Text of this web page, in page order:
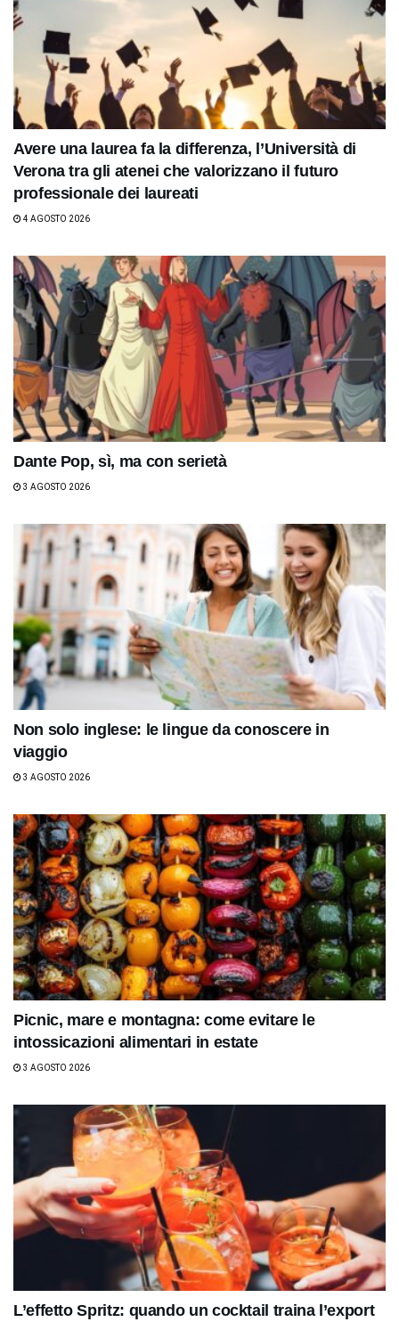
Avere una laurea fa la differenza, l’Università di
Verona tra gli atenei che valorizzano il futuro
professionale dei laureati
4 AGOSTO 2026
Dante Pop, sì, ma con serietà
3 AGOSTO 2026
Non solo inglese: le lingue da conoscere in
viaggio
3 AGOSTO 2026
Picnic, mare e montagna: come evitare le
intossicazioni alimentari in estate
3 AGOSTO 2026
L’effetto Spritz: quando un cocktail traina l’export